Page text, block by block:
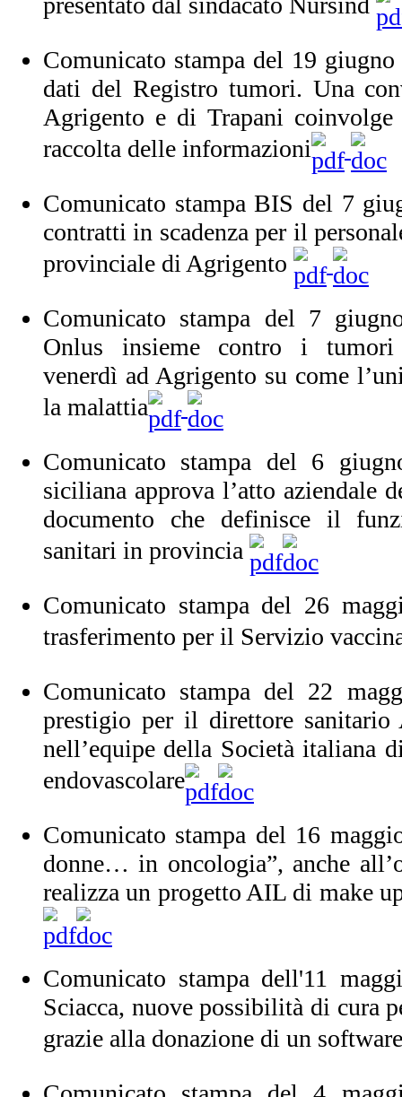
Comunicato stampa del 19
dati del Registro tumori. Una
Agrigento e di Trapani
raccolta delle informazioni
Comunicato stampa BIS del 7
contratti in scadenza per il
provinciale di Agrigento
Comunicato stampa del 7
Onlus insieme contro i tumori
venerdì ad Agrigento su come
la malattia
Comunicato stampa del 6
siciliana approva l’atto aziendale
documento che definisce il
sanitari in provincia
Comunicato stampa del 26
trasferimento per il Servizio
Comunicato stampa del 22
prestigio per il direttore
nell’equipe della Società italiana
endovascolare
Comunicato stampa del 16
donne… in oncologia”, anche
realizza un progetto AIL di make
Comunicato stampa dell'11
Sciacca, nuove possibilità di cura
grazie alla donazione di un